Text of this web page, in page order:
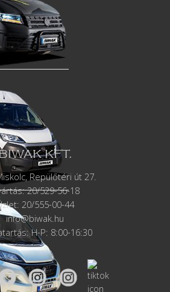
KFT.
Repülőtéri út 27.
20/529-56-18
20/555-00-44
info@biwak.hu
H-P: 8:00-16:30